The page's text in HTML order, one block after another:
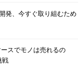
発、今すぐ取り組むため
スでモノは売れるの
戦